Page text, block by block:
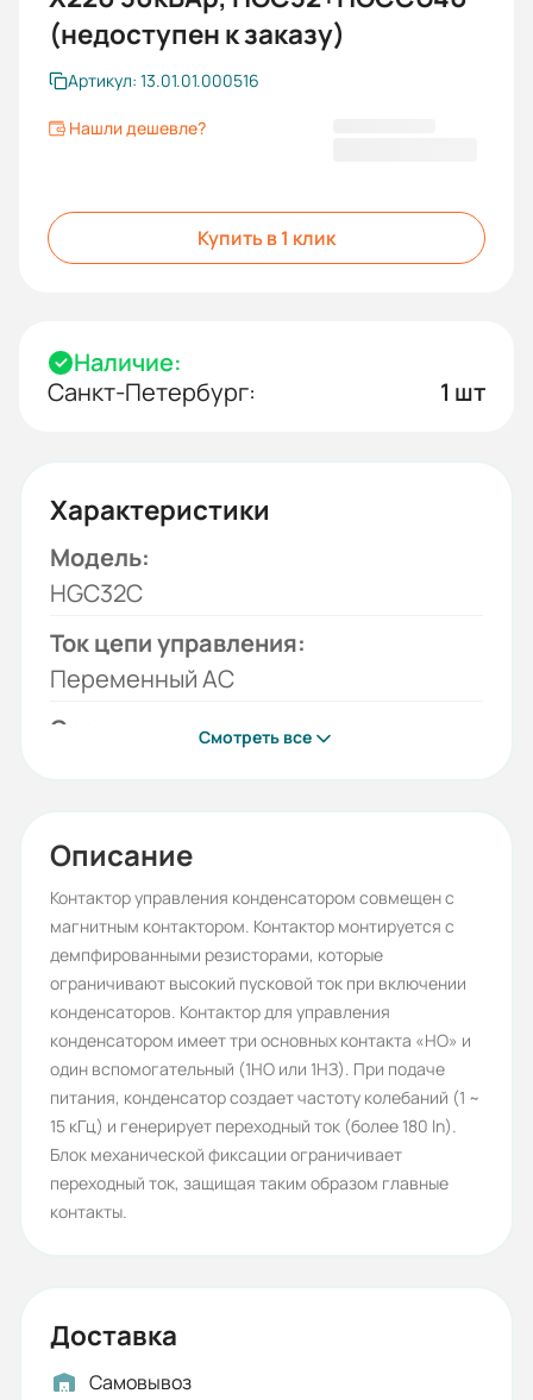
(недоступен к заказу)
Артикул: 13.01.01.000516
Нашли дешевле?
Купить в 1 клик
Наличие:
Санкт-Петербург:
1 шт
Характеристики
Модель:
HGC32C
Ток цепи управления:
Переменный AC
Серия:
HYUNDAI
Рабочее напряжение (В):
220
Номинальное напряжение
изоляции (В):
690
Частота сети (Гц):
50
Номинальный ток (А):
32
Смотреть все
Описание
Контактор управления конденсатором совмещен с
магнитным контактором. Контактор монтируется с
демпфированными резисторами, которые
ограничивают высокий пусковой ток при включении
конденсаторов. Контактор для управления
конденсатором имеет три основных контакта «НО» и
один вспомогательный (1НО или 1НЗ). При подаче
питания, конденсатор создает частоту колебаний (1 ~
15 кГц) и генерирует переходный ток (более 180 ln).
Блок механической фиксации ограничивает
переходный ток, защищая таким образом главные
контакты.
Доставка
Самовывоз